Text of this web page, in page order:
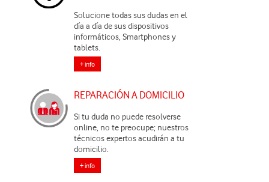
Solucione todas sus dudas en el
día a día de sus dispositivos
informáticos, Smartphones y
tablets.
+ info
REPARACIÓN A DOMICILIO
Si tu duda no puede resolverse
online, no te preocupe; nuestros
técnicos expertos acudirán a tu
domicilio.
+ info